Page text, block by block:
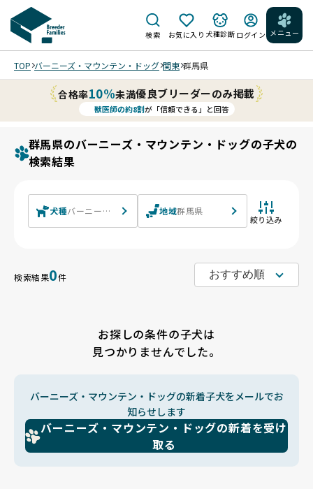
検索 お気に入り 犬種診断 ログイン メニュー
TOP バーニーズ・マウンテン・ドッグ 関東 群馬県
合格率10%未満優良ブリーダーのみ掲載
獣医師の約8割が「信頼できる」と回答
群馬県のバーニーズ・マウンテン・ドッグの子犬の
検索結果
犬種バーニーズ・マウンテン・ドッグ
地域群馬県
絞り込み
検索結果0件
お探しの条件の子犬は
見つかりませんでした。
バーニーズ・マウンテン・ドッグの新着子犬をメールでお
知らせします
バーニーズ・マウンテン・ドッグの新着を受け
取る